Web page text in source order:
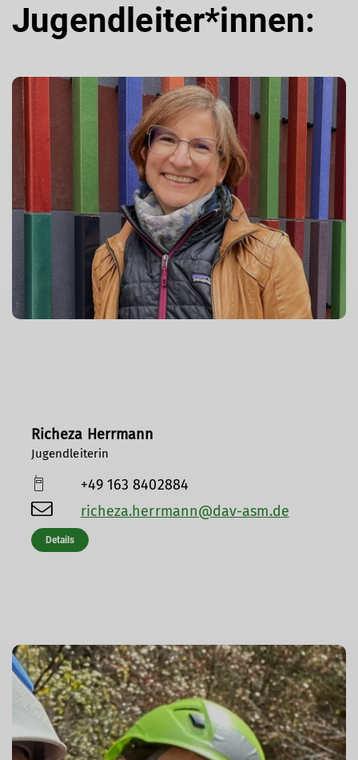
Jugendleiter*innen:
Richeza Herrmann
Jugendleiterin
+49 163 8402884
richeza.herrmann@dav-asm.de
Details